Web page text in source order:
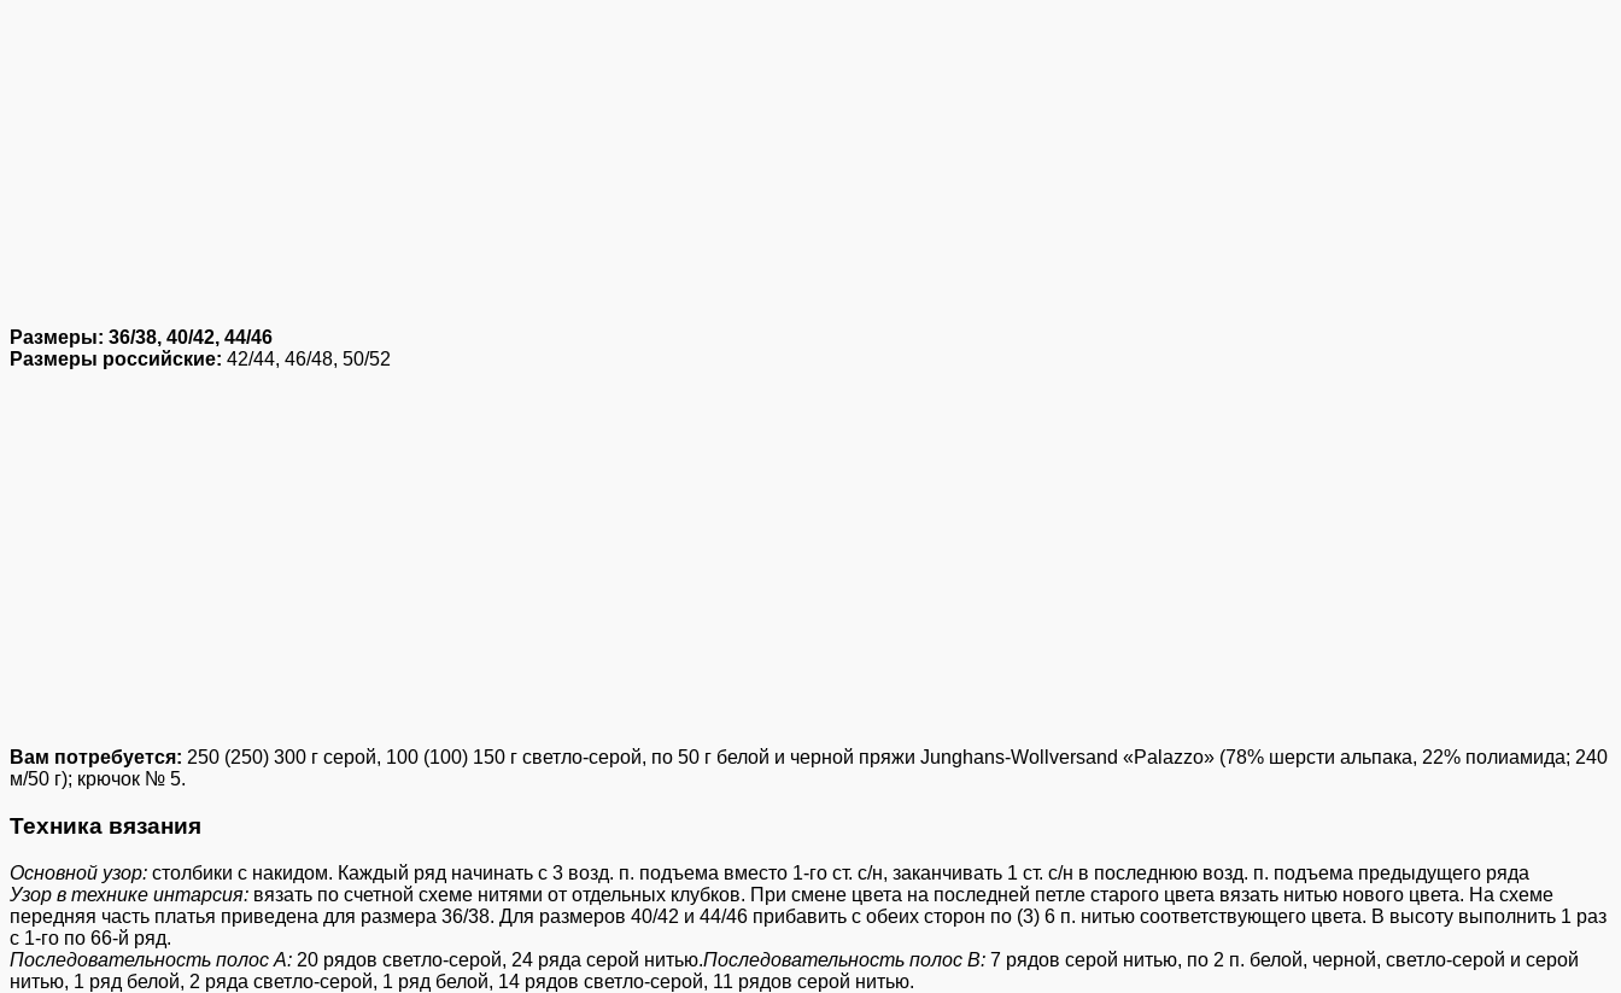
Размеры: 36/38, 40/42, 44/46
Размеры российские: 42/44, 46/48, 50/52
Вам потребуется: 250 (250) 300 г серой, 100 (100) 150 г светло-серой, по 50 г белой и черной пряжи Junghans-Wollversand «Palazzo» (78% шерсти альпака, 22% полиамида; 240
м/50 г); крючок № 5.
Техника вязания
Основной узор: столбики с накидом. Каждый ряд начинать с 3 возд. п. подъема вместо 1-го ст. с/н, заканчивать 1 ст. с/н в последнюю возд. п. подъема предыдущего ряда
Узор в технике интарсия: вязать по счетной схеме нитями от отдельных клубков. При смене цвета на последней петле старого цвета вязать нитью нового цвета. На схеме
передняя часть платья приведена для размера 36/38. Для размеров 40/42 и 44/46 прибавить с обеих сторон по (3) 6 п. нитью соответствующего цвета. В высоту выполнить 1 раз
с 1-го по 66-й ряд.
Последовательность полос А: 20 рядов светло-серой, 24 ряда серой нитью.Последовательность полос В: 7 рядов серой нитью, по 2 п. белой, черной, светло-серой и серой
нитью, 1 ряд белой, 2 ряда светло-серой, 1 ряд белой, 14 рядов светло-серой, 11 рядов серой нитью.